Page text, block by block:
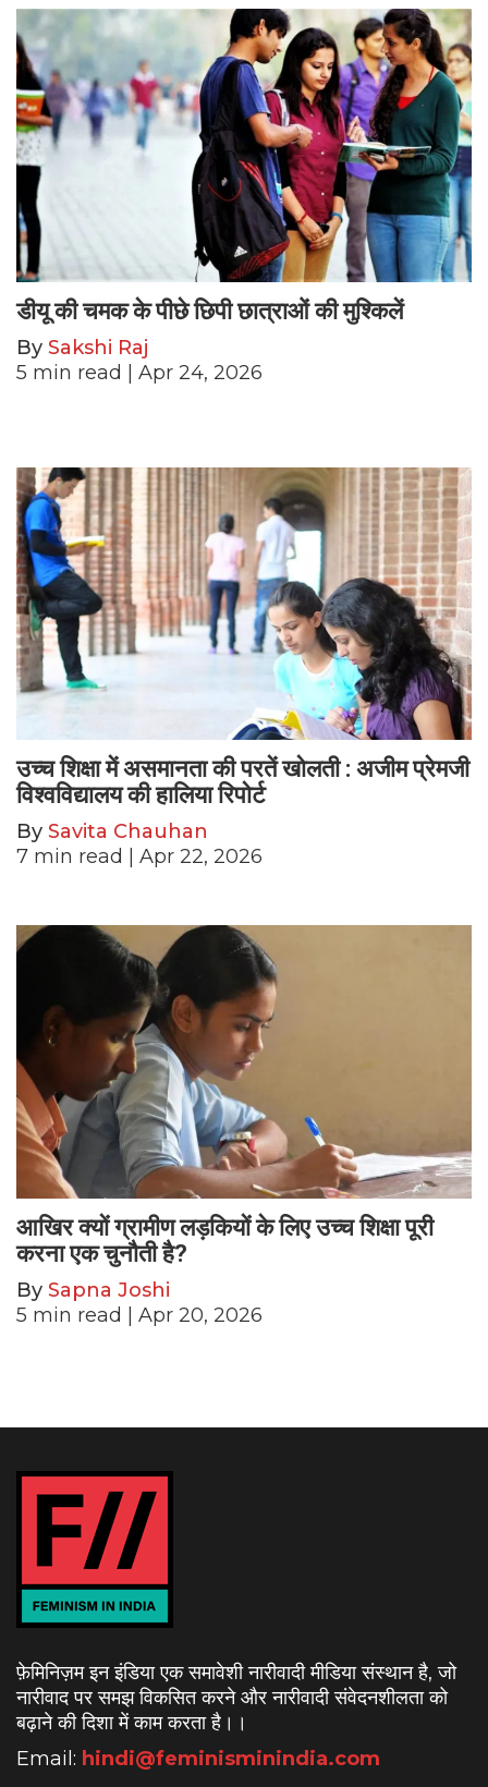
डीयू की चमक के पीछे छिपी छात्राओं की मुश्किलें
By Sakshi Raj
5 min read | Apr 24, 2026
उच्च शिक्षा में असमानता की परतें खोलती : अजीम प्रेमजी
विश्वविद्यालय की हालिया रिपोर्ट
By Savita Chauhan
7 min read | Apr 22, 2026
आखिर क्यों ग्रामीण लड़कियों के लिए उच्च शिक्षा पूरी
करना एक चुनौती है?
By Sapna Joshi
5 min read | Apr 20, 2026
फ़ेमिनिज़म इन इंडिया एक समावेशी नारीवादी मीडिया संस्थान है, जो
नारीवाद पर समझ विकसित करने और नारीवादी संवेदनशीलता को
बढ़ाने की दिशा में काम करता है। ।
Email: hindi@feminisminindia.com